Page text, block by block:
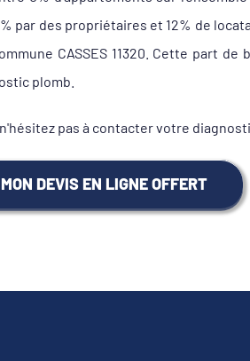
par des propriétaires et 12% de
CASSES 11320. Cette part
plomb.
pas à contacter votre
MON DEVIS EN LIGNE OFFERT